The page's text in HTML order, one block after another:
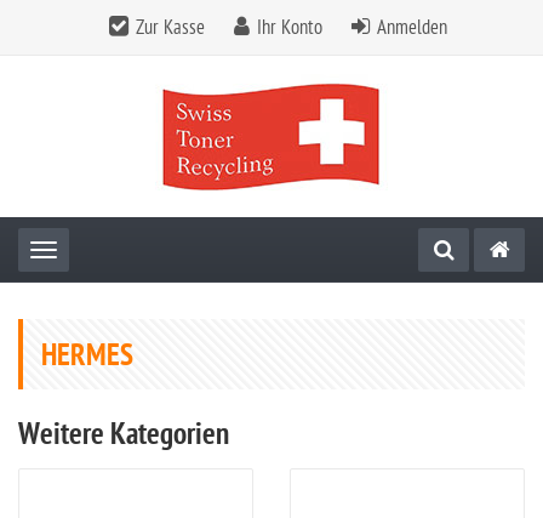
Zur Kasse Ihr Konto Anmelden
Toggle navigation
HERMES
Weitere Kategorien